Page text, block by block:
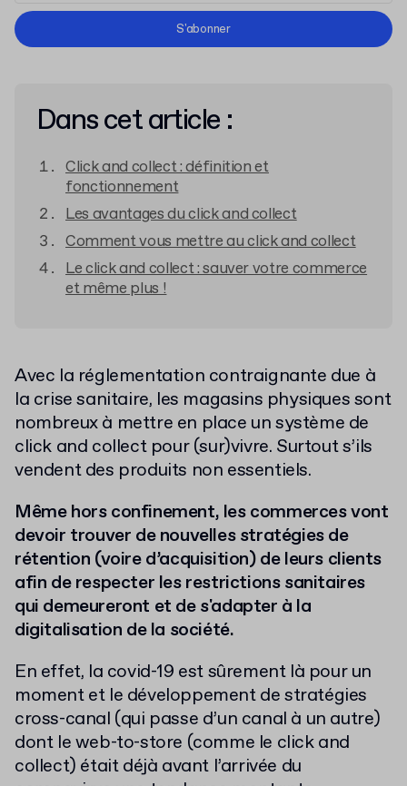
Conditions d'Utilisation
S'abonner
Dans cet article :
Click and collect : définition et
fonctionnement
Les avantages du click and collect
Comment vous mettre au click and collect
Le click and collect : sauver votre commerce
et même plus !
Avec la réglementation contraignante due à
la crise sanitaire, les magasins physiques sont
nombreux à mettre en place un système de
click and collect pour (sur)vivre. Surtout s’ils
vendent des produits non essentiels.
Même hors confinement, les commerces vont
devoir trouver de nouvelles stratégies de
rétention (voire d’acquisition) de leurs clients
afin de respecter les restrictions sanitaires
qui demeureront et de s'adapter à la
digitalisation de la société.
En effet, la covid-19 est sûrement là pour un
moment et le développement de stratégies
cross-canal (qui passe d’un canal à un autre)
dont le web-to-store (comme le click and
collect) était déjà avant l’arrivée du